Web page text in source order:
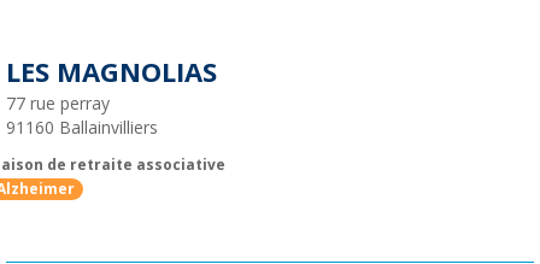
LES MAGNOLIAS
77 rue perray
91160 Ballainvilliers
de retraite associative